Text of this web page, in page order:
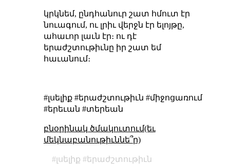
կրկնեմ, ընդհանուր շատ հմուտ էր
նուագում, ու լրիւ վերջն էր ելոյթը,
ահաւոր լաւն էր։ ու դէ
երաժշտութիւնը իր շատ եմ
հաւանում։
#լսելիք #երաժշտութիւն #միջոցառում
#երեւան #տերեան
բնօրինակ ծմակուտում(եւ
մեկնաբանութիւննե՞ր)
լսելիք
երաժշտութիւն